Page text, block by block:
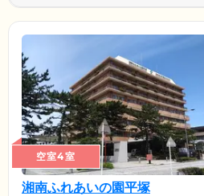
空室4室
湘南ふれあいの園平塚